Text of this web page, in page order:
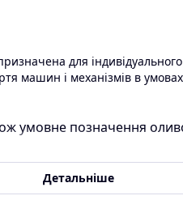
для
машин і механізмів в умовах
умовне позначення
Детальніше